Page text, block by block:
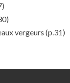
vergeurs (p.31)